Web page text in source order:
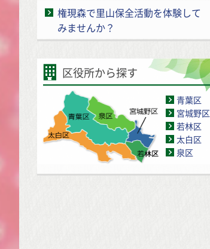
権現森で里山保全活動を体験して
みませんか？
区役所から探す
青葉区
宮城野区
若林区
太白区
泉区